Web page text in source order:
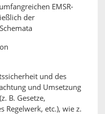
EMSR-
der
und des
und Umsetzung
B. Gesetze,
Regelwerk, etc.), wie z.